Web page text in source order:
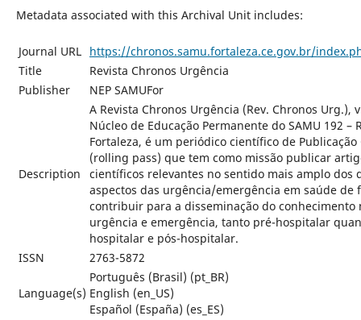
Metadata associated with this Archival Unit includes:
Journal URL https://chronos.samu.fortaleza.ce.gov.br/
Title
Revista Chronos Urgência
Publisher
NEP SAMUFor
Description
A Revista Chronos Urgência (Rev. Chronos Urg.),
Núcleo de Educação Permanente do SAMU 192 –
Fortaleza, é um periódico científico de
(rolling pass) que tem como missão publicar
científicos relevantes no sentido mais amplo dos
aspectos das urgência/emergência em saúde de
contribuir para a disseminação do conhecimento
urgência e emergência, tanto pré-hospitalar
hospitalar e pós-hospitalar.
ISSN
2763-5872
Language(s)
Português (Brasil) (pt_BR)
English (en_US)
Español (España) (es_ES)